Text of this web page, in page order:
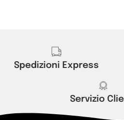
Spedizioni Express
Servizio